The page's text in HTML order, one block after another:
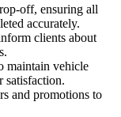
off, ensuring all
accurately.
clients about
maintain vehicle
satisfaction.
and promotions to